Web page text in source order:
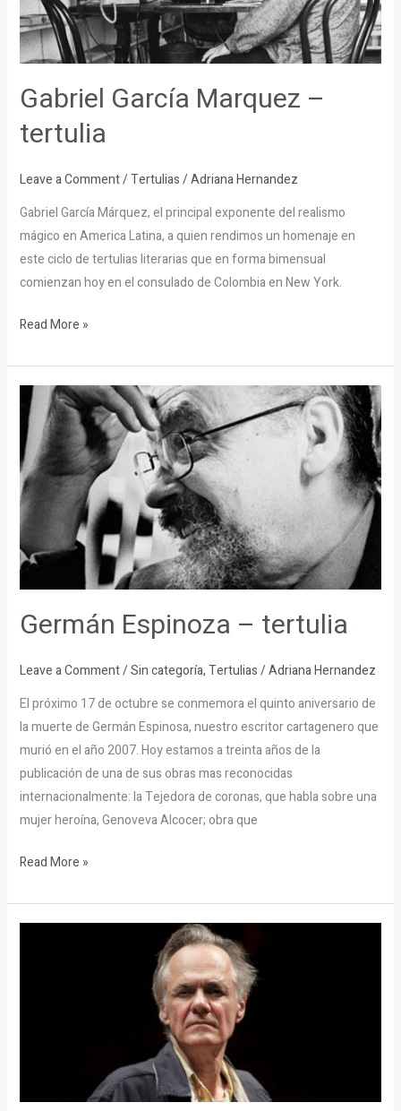
Gabriel García Marquez –
tertulia
Leave a Comment/Tertulias/Adriana Hernandez
Gabriel García Márquez, el principal exponente del realismo
mágico en America Latina, a quien rendimos un homenaje en
este ciclo de tertulias literarias que en forma bimensual
comienzan hoy en el consulado de Colombia en New York.
Read More »
Germán Espinoza – tertulia
Leave a Comment/Sin categoría,Tertulias/Adriana Hernandez
El próximo 17 de octubre se conmemora el quinto aniversario de
la muerte de Germán Espinosa, nuestro escritor cartagenero que
murió en el año 2007. Hoy estamos a treinta años de la
publicación de una de sus obras mas reconocidas
internacionalmente: la Tejedora de coronas, que habla sobre una
mujer heroína, Genoveva Alcocer; obra que
Germán
Espinoza
–
tertulia
Read More »